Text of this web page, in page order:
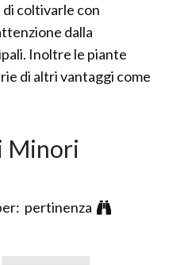
coltivarle con
dalla
Inoltre le piante
di altri vantaggi come
Minori
pertinenza